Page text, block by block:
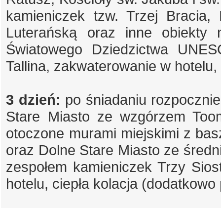
kamieniczek tzw. Trzej Bracia,
Luterańską oraz inne obiekty
Światowego Dziedzictwa
Tallina, zakwaterowanie w
3 dzień: po śniadaniu
Stare Miasto ze wzgórzem
otoczone murami miejskimi z
oraz Dolne Stare Miasto ze
zespołem kamieniczek Trzy
hotelu, ciepła kolacja (dodatkowo